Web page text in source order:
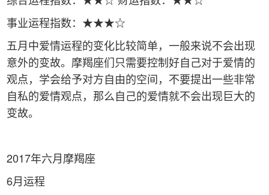
事业运程指数：★★★☆
五月中爱情运程的变化比较简单，一般来说不会出现
意外的变故。摩羯座们只需要控制好自己对于爱情的
观点，学会给予对方自由的空间，不要提出一些非常
自私的爱情观点，那么自己的爱情就不会出现巨大的
变故。
2017年六月摩羯座
6月运程